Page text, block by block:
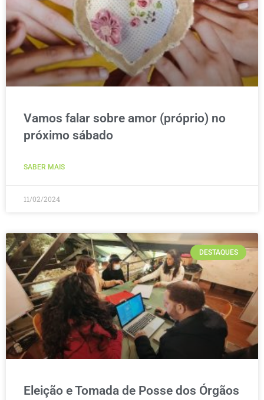
Vamos falar sobre amor (próprio) no
próximo sábado
SABER MAIS
11/02/2024
DESTAQUES
Eleição e Tomada de Posse dos Órgãos